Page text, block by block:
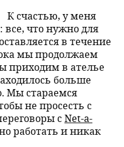
К счастью, у меня
все, что нужно для
в течение
мы продолжаем
приходим в ателье
больше
Мы стараемся
не просесть с
сNet-a-
работать и никак